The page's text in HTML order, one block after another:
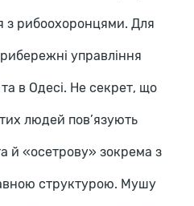
з рибоохоронцями. Для
управління
в Одесі. Не секрет, що
людей пов’язують
й «осетрову» зокрема з
структурою. Мушу